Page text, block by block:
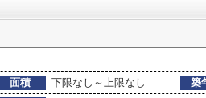
面積 下限なし～上限なし 築